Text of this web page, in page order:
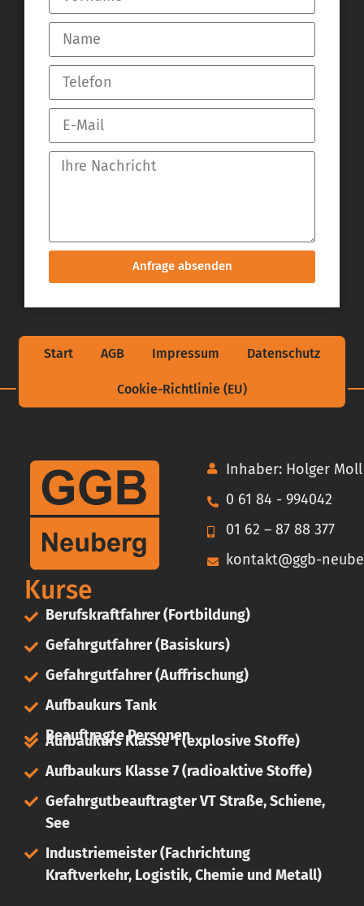
Anfrage absenden
Start AGB Impressum Datenschutz
Cookie-Richtlinie (EU)
Inhaber: Holger Moll
0 61 84 - 994042
01 62 – 87 88 377
kontakt@ggb-
Kurse
Berufskraftfahrer (Fortbildung)
Gefahrgutfahrer (Basiskurs)
Gefahrgutfahrer (Auffrischung)
Aufbaukurs Tank
Beauftragte Personen
Aufbaukurs Klasse 1 (explosive Stoffe)
Aufbaukurs Klasse 7 (radioaktive Stoffe)
Gefahrgutbeauftragter VT Straße, Schiene,
See
Industriemeister (Fachrichtung
Kraftverkehr, Logistik, Chemie und Metall)